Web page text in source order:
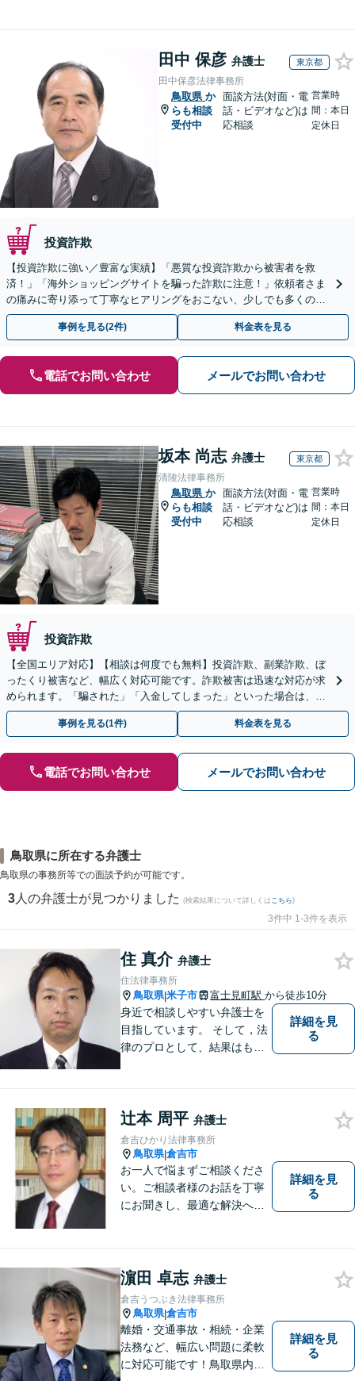
田中 保彦 弁護士 東京都
田中保彦法律事務所
鳥取県 か
らも相談
受付中
面談方法(対面・電
話・ビデオなど)は
応相談
営業時
間：本日
定休日
投資詐欺
【投資詐欺に強い／豊富な実績】「悪質な投資詐欺から被害者を救
済！」「海外ショッピングサイトを騙った詐欺に注意！」依頼者さま
の痛みに寄り添って丁寧なヒアリングをおこない、少しでも多くの返
金が得られるよう尽力します！
事例を見る(2件) 料金表を見る
電話でお問い合わせ メールでお問い合わせ
坂本 尚志 弁護士 東京都
清陵法律事務所
鳥取県 か
らも相談
受付中
面談方法(対面・電
話・ビデオなど)は
応相談
営業時
間：本日
定休日
投資詐欺
【全国エリア対応】【相談は何度でも無料】投資詐欺、副業詐欺、ぼ
ったくり被害など、幅広く対応可能です。詐欺被害は迅速な対応が求
められます。「騙された」「入金してしまった」といった場合は、お
早めにご相談ください。【電話・メール・WEB相談可】
事例を見る(1件) 料金表を見る
電話でお問い合わせ メールでお問い合わせ
鳥取県に所在する弁護士
鳥取県の事務所等での面談予約が可能です。
3 人の弁護士が見つかりました (検索結果について詳しくは こちら)
3件中 1-3件を表示
住 真介 弁護士
住法律事務所
鳥取県|米子市 富士見町駅 から徒歩10分
身近で相談しやすい弁護士を
目指しています。 そして，法
律のプロとして、結果はもち
依頼者様の心を理解し，寄り
添いながら問題い解決のサポ
ートを心がけています。
詳細を見
る
辻本 周平 弁護士
倉吉ひかり法律事務所
鳥取県|倉吉市
お一人で悩まずご相談くださ
い。ご相談者様のお話を丁寧
にお聞きし、最適な解決へと
詳細を見
る
濵田 卓志 弁護士
倉吉うつぶき法律事務所
鳥取県|倉吉市
離婚・交通事故・相続・企業
法務など、幅広い問題に柔軟
に対応可能です！鳥取県内の
詳細を見
る